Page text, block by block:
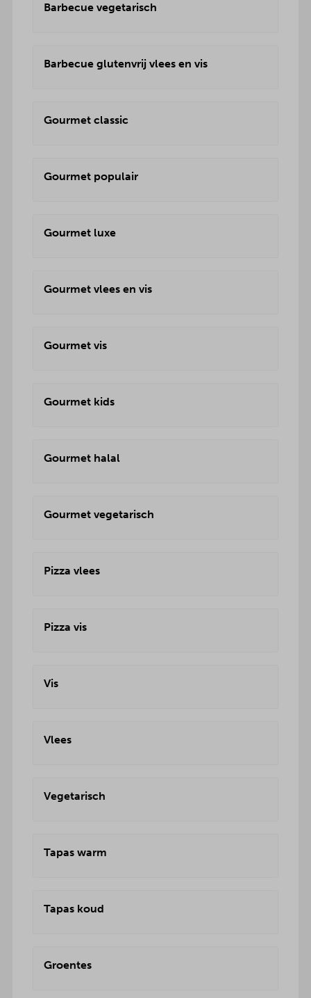
Barbecue vegetarisch
Barbecue glutenvrij vlees en vis
Gourmet classic
Gourmet populair
Gourmet luxe
Gourmet vlees en vis
Gourmet vis
Gourmet kids
Gourmet halal
Gourmet vegetarisch
Pizza vlees
Pizza vis
Vis
Vlees
Vegetarisch
Tapas warm
Tapas koud
Groentes